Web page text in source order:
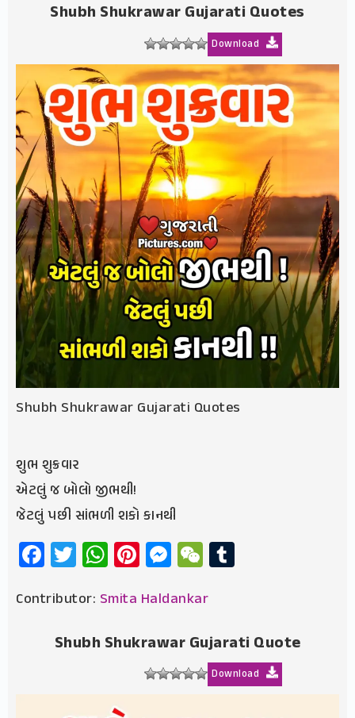
Shubh Shukrawar Gujarati Quotes
Download
Shubh Shukrawar Gujarati Quotes
શુભ શુક્રવાર
એટલું જ બોલો જીભથી!
જેટલું પછી સાંભળી શકો કાનથી
Facebook
Twitter
WhatsApp
Pinterest
Messenger
WeChat
Contributor: Smita Haldankar
Shubh Shukrawar Gujarati Quote
Download